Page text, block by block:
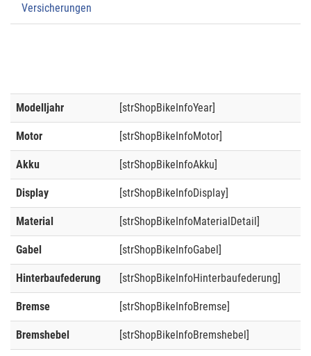
Versicherungen
Modelljahr [strShopBikeInfoYear]
Motor [strShopBikeInfoMotor]
Akku [strShopBikeInfoAkku]
Display [strShopBikeInfoDisplay]
Material [strShopBikeInfoMaterialDetail]
Gabel [strShopBikeInfoGabel]
Hinterbaufederung [strShopBikeInfoHinterbaufederung]
Bremse [strShopBikeInfoBremse]
Bremshebel [strShopBikeInfoBremshebel]